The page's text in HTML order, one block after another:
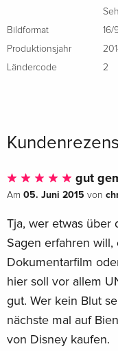
Bildformat
16/
Produktionsjahr
Ländercode
2
gut
Am 05. Juni 2015 von
Tja, wer etwas über
Sagen erfahren
Dokumentarfilm
hier soll vor allem
gut. Wer kein Blut
nächste mal auf
von Disney kaufen.